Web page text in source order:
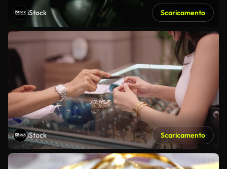
iStock Scaricamento
iStock Scaricamento